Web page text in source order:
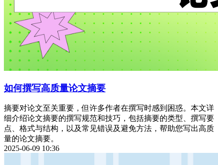
如何撰写高质量论文摘要
摘要对论文至关重要，但许多作者在撰写时感到困惑。本文详
细介绍论文摘要的撰写规范和技巧，包括摘要的类型、撰写要
点、格式与结构，以及常见错误及避免方法，帮助您写出高质
量的论文摘要。
2025-06-09 10:36